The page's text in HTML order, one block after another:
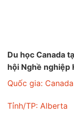
Du học Canada
hội Nghề nghiệp
Quốc gia: Canada
Tỉnh/TP: Alberta